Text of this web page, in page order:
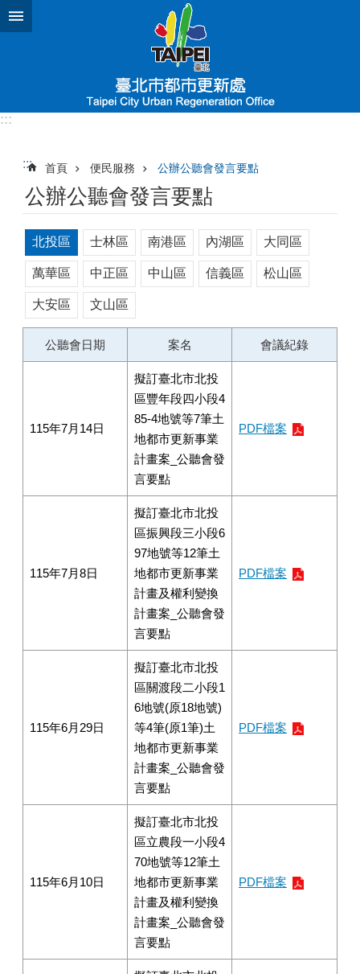
跳到主要內容區塊
:::
::: 首頁 便民服務 公辦公聽會發言要點
公辦公聽會發言要點
北投區 士林區 南港區 內湖區 大同區
萬華區 中正區 中山區 信義區 松山區
大安區 文山區
公聽會日期 案名 會議紀錄
115年7月14日
擬訂臺北市北投
區豐年段四小段4
85-4地號等7筆土
地都市更新事業
計畫案_公聽會發
言要點
PDF檔案
115年7月8日
擬訂臺北市北投
區振興段三小段6
97地號等12筆土
地都市更新事業
計畫及權利變換
計畫案_公聽會發
言要點
PDF檔案
115年6月29日
擬訂臺北市北投
區關渡段二小段1
6地號(原18地號)
等4筆(原1筆)土
地都市更新事業
計畫案_公聽會發
言要點
PDF檔案
115年6月10日
擬訂臺北市北投
區立農段一小段4
70地號等12筆土
地都市更新事業
計畫及權利變換
計畫案_公聽會發
言要點
PDF檔案